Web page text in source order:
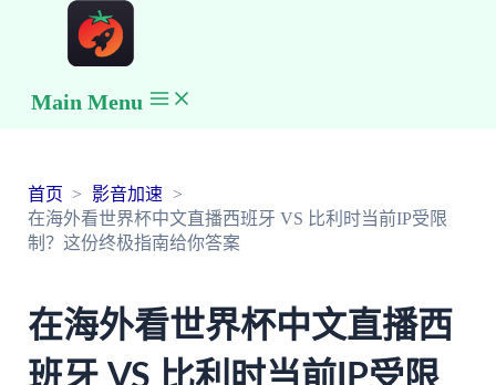
Main Menu
首页
影音加速
在海外看世界杯中文直播西班牙 VS 比利时当前IP受限
制？这份终极指南给你答案
在海外看世界杯中文直播西
班牙 VS 比利时当前IP受限